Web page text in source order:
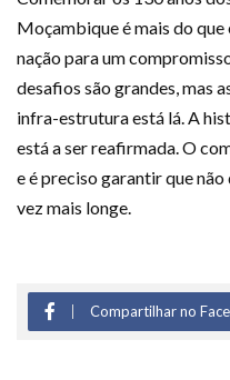
Moçambique é mais do que
nação para um
desafios são grandes, mas
infra-estrutura está lá. A
está a ser reafirmada. O
e é preciso garantir que
vez mais longe.
Compartilhar no